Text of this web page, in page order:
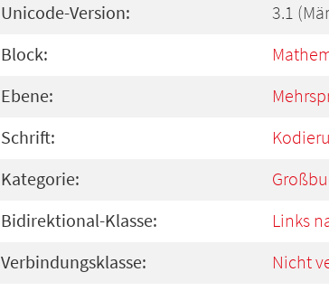
Unicode-Version: 3.1
Block:
Ebene:
Schrift:
Kategorie:
Bidirektional-Klasse: Links
Verbindungsklasse: Nicht